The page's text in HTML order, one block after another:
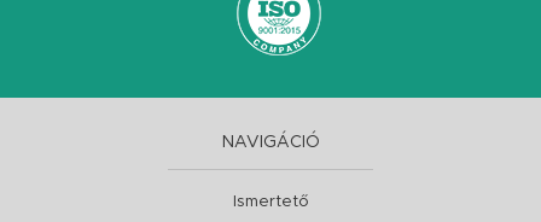
NAVIGÁCIÓ
Ismertető